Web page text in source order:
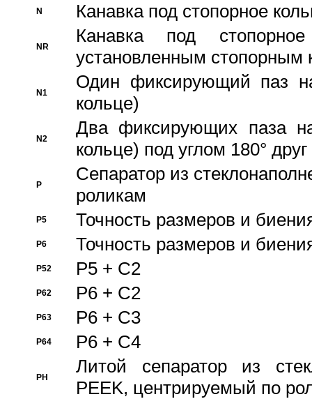
N Канавка под стопорное
NR
Канавка под
установленным стопорным
N1
Один фиксирующий паз
кольце)
N2
Два фиксирующих паза
кольце) под углом 180° друг
P
Cепаратор из
роликам
P5 Точность размеров и
P6 Точность размеров и
P52 P5 + C2
P62 P6 + C2
P63 P6 + C3
P64 P6 + C4
PH
Литой сепаратор из
PEEK, центрируемый по